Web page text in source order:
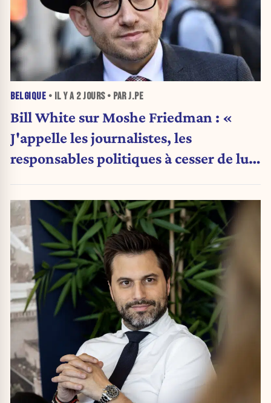
BELGIQUE • IL Y A 2 JOURS• PAR J.PE
Bill White sur Moshe Friedman : «
J'appelle les journalistes, les
responsables politiques à cesser de lui